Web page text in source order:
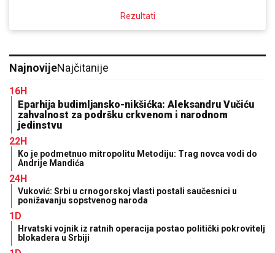
Rezultati
NajnovijeNajčitanije
16H
Eparhija budimljansko-nikšićka: Aleksandru Vučiću
zahvalnost za podršku crkvenom i narodnom
jedinstvu
22H
Ko je podmetnuo mitropolitu Metodiju: Trag novca vodi do
Andrije Mandića
24H
Vuković: Srbi u crnogorskoj vlasti postali saučesnici u
ponižavanju sopstvenog naroda
1D
Hrvatski vojnik iz ratnih operacija postao politički pokrovitelj
blokadera u Srbiji